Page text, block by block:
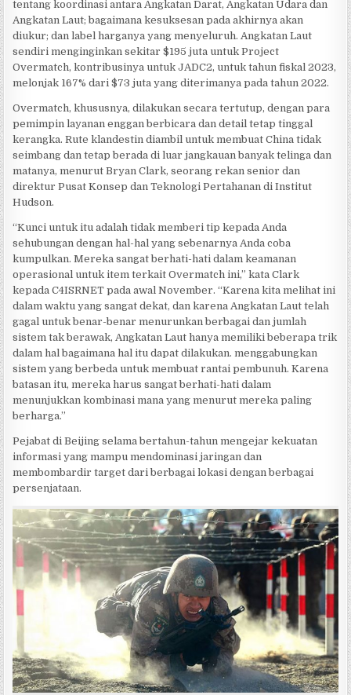
tentang koordinasi antara Angkatan Darat, Angkatan Udara dan
Angkatan Laut; bagaimana kesuksesan pada akhirnya akan
diukur; dan label harganya yang menyeluruh. Angkatan Laut
sendiri menginginkan sekitar $195 juta untuk Project
Overmatch, kontribusinya untuk JADC2, untuk tahun fiskal 2023,
melonjak 167% dari $73 juta yang diterimanya pada tahun 2022.
Overmatch, khususnya, dilakukan secara tertutup, dengan para
pemimpin layanan enggan berbicara dan detail tetap tinggal
kerangka. Rute klandestin diambil untuk membuat China tidak
seimbang dan tetap berada di luar jangkauan banyak telinga dan
matanya, menurut Bryan Clark, seorang rekan senior dan
direktur Pusat Konsep dan Teknologi Pertahanan di Institut
Hudson.
“Kunci untuk itu adalah tidak memberi tip kepada Anda
sehubungan dengan hal-hal yang sebenarnya Anda coba
kumpulkan. Mereka sangat berhati-hati dalam keamanan
operasional untuk item terkait Overmatch ini,” kata Clark
kepada C4ISRNET pada awal November. “Karena kita melihat ini
dalam waktu yang sangat dekat, dan karena Angkatan Laut telah
gagal untuk benar-benar menurunkan berbagai dan jumlah
sistem tak berawak, Angkatan Laut hanya memiliki beberapa trik
dalam hal bagaimana hal itu dapat dilakukan. menggabungkan
sistem yang berbeda untuk membuat rantai pembunuh. Karena
batasan itu, mereka harus sangat berhati-hati dalam
menunjukkan kombinasi mana yang menurut mereka paling
berharga.”
Pejabat di Beijing selama bertahun-tahun mengejar kekuatan
informasi yang mampu mendominasi jaringan dan
membombardir target dari berbagai lokasi dengan berbagai
persenjataan.